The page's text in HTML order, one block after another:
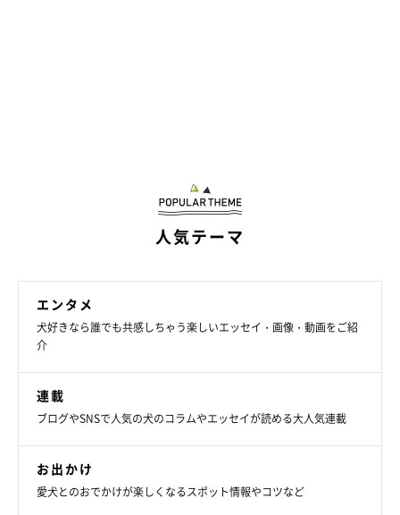
人気テーマ
エンタメ
犬好きなら誰でも共感しちゃう楽しいエッセイ・画像・動画をご紹
介
連載
ブログやSNSで人気の犬のコラムやエッセイが読める大人気連載
お出かけ
愛犬とのおでかけが楽しくなるスポット情報やコツなど